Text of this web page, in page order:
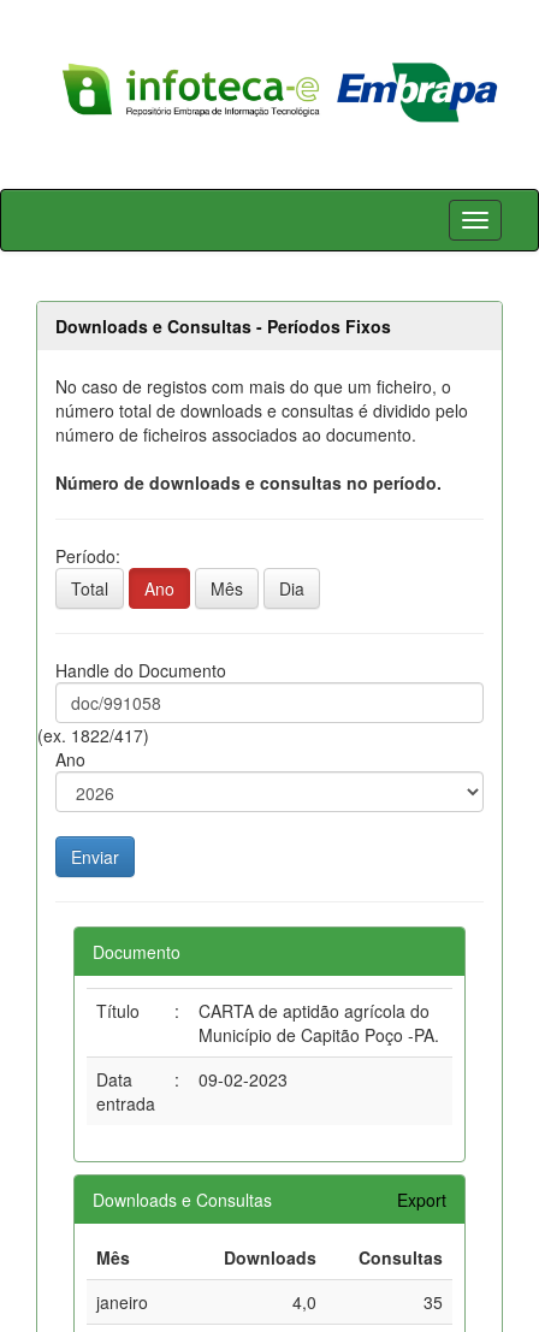
Skip
Downloads e Consultas - Períodos Fixos
No caso de registos com mais do que um ficheiro, o
número total de downloads e consultas é dividido pelo
número de ficheiros associados ao documento.
Número de downloads e consultas no período.
Período:
Total
Ano Mês Dia
Handle do Documento
(ex. 1822/417)
Ano
Documento
Título :
CARTA de aptidão agrícola do
Município de Capitão Poço -PA.
Data
entrada
: 09-02-2023
Downloads e Consultas Export
Mês Downloads
Consultas
janeiro
4,0
35